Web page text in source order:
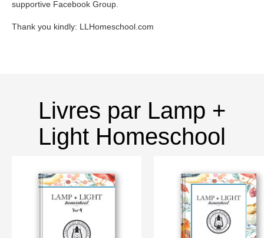
supportive Facebook Group.
Thank you kindly: LLHomeschool.com
Livres par Lamp +
Light Homeschool